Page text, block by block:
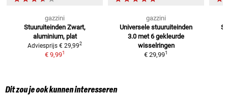
gazzini
Stuuruiteinden Zwart,
aluminium, plat
Adviesprijs € 29,992
€ 9,991
gazzini
Universele stuuruiteinden
3.0 met 6 gekleurde
wisselringen
€ 29,991
Dit zou je ook kunnen interesseren